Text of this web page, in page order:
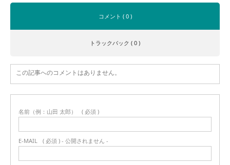
コメント ( 0 )
トラックバック ( 0 )
この記事へのコメントはありません。
名前（例：山田 太郎） ( 必須 )
E-MAIL ( 必須 ) - 公開されません -